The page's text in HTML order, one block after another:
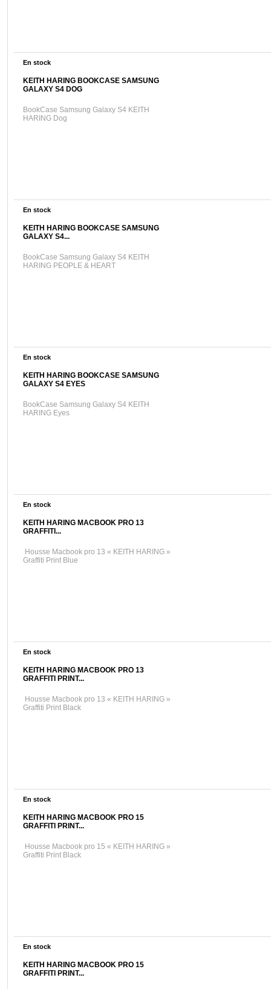
En stock
KEITH HARING BOOKCASE SAMSUNG
GALAXY S4 DOG
BookCase Samsung Galaxy S4 KEITH
HARING Dog
En stock
KEITH HARING BOOKCASE SAMSUNG
GALAXY S4...
BookCase Samsung Galaxy S4 KEITH
HARING PEOPLE & HEART
En stock
KEITH HARING BOOKCASE SAMSUNG
GALAXY S4 EYES
BookCase Samsung Galaxy S4 KEITH
HARING Eyes
En stock
KEITH HARING MACBOOK PRO 13
GRAFFITI...
Housse Macbook pro 13 « KEITH HARING »
Graffiti Print Blue
En stock
KEITH HARING MACBOOK PRO 13
GRAFFITI PRINT...
Housse Macbook pro 13 « KEITH HARING »
Graffiti Print Black
En stock
KEITH HARING MACBOOK PRO 15
GRAFFITI PRINT...
Housse Macbook pro 15 « KEITH HARING »
Graffiti Print Black
En stock
KEITH HARING MACBOOK PRO 15
GRAFFITI PRINT...